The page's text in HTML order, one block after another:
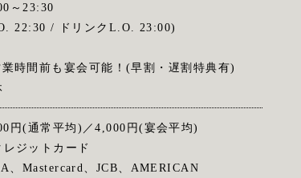
～23:30
22:30 / ドリンクL.O. 23:00)
時間前も宴会可能！(早割・遅割特典有)
円(通常平均)／4,000円(宴会平均)
ジットカード
、Mastercard、JCB、AMERICAN